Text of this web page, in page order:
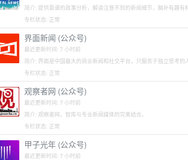
简介: 提供靠谱的政事分析，解读注意不到的新闻细节，脑补有趣
专栏状态: 正常
界面新闻 (公众号)
最近更新时间: 7 小时前
简介: 界面是中国最大的商业新闻和社交平台，只服务于独立思考的
专栏状态: 正常
观察者网 (公众号)
最近更新时间: 7 小时前
简介: 观察者网，智库与专业新闻媒体的完美结合。
专栏状态: 正常
甲子光年 (公众号)
最近更新时间: 7 小时前